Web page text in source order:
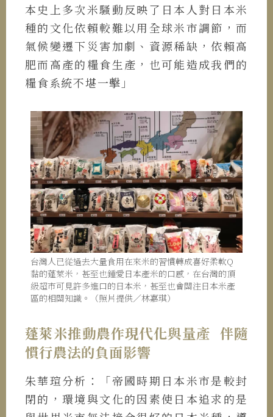
本史上多次米騷動反映了日本人對日本米
種的文化依賴較難以用全球米市調節，而
氣候變遷下災害加劇、資源稀缺，依賴高
肥而高產的糧食生產，也可能造成我們的
糧食系統不堪一擊」
台灣人已從過去大量食用在來米的習慣轉成喜好柔軟Q
黏的蓬萊米，甚至也鍾愛日本產米的口感，在台灣的頂
級超市可見許多進口的日本米，甚至也會關注日本米產
區的相關知識。（照片提供／林嘉琪）
蓬萊米推動農作現代化與量產 伴隨
慣行農法的負面影響
朱華瑄分析：「帝國時期日本米市是較封
閉的，環境與文化的因素使日本追求的是